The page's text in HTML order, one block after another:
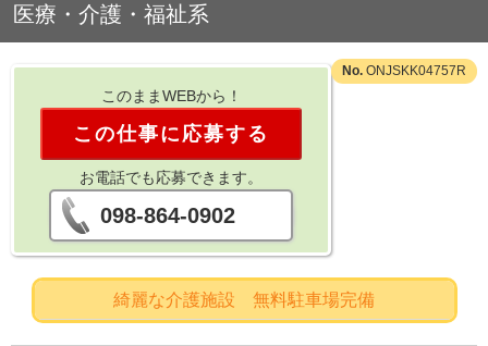
医療・介護・福祉系
ONJSKK04757R
このままWEBから！
この仕事に応募する
お電話でも応募できます。
098-864-0902
綺麗な介護施設 無料駐車場完備